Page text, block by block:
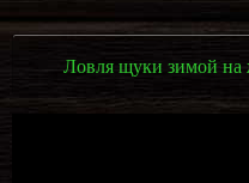
Ловля щуки зимой